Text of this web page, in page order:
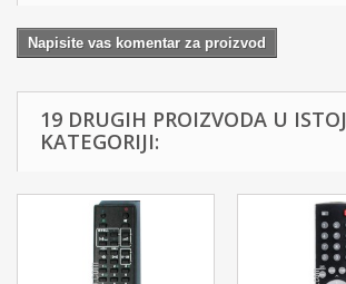
Napisite vas komentar za proizvod
19 DRUGIH PROIZVODA U ISTOJ
KATEGORIJI: